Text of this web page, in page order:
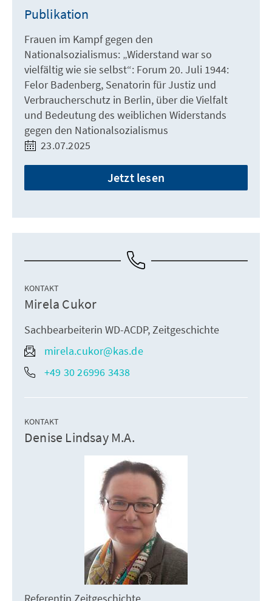
Publikation
Frauen im Kampf gegen den
Nationalsozialismus: „Widerstand war so
vielfältig wie sie selbst“: Forum 20. Juli 1944:
Felor Badenberg, Senatorin für Justiz und
Verbraucherschutz in Berlin, über die Vielfalt
und Bedeutung des weiblichen Widerstands
gegen den Nationalsozialismus
23.07.2025
Jetzt lesen
KONTAKT
Mirela Cukor
Sachbearbeiterin WD-ACDP, Zeitgeschichte
mirela.cukor@kas.de
+49 30 26996 3438
KONTAKT
Denise Lindsay M.A.